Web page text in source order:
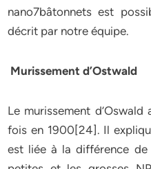
nano7bâtonnets est
décrit par notre équipe.
Murissement d’Ostwald
Le murissement
fois en 1900[24]. Il
est liée à la différence